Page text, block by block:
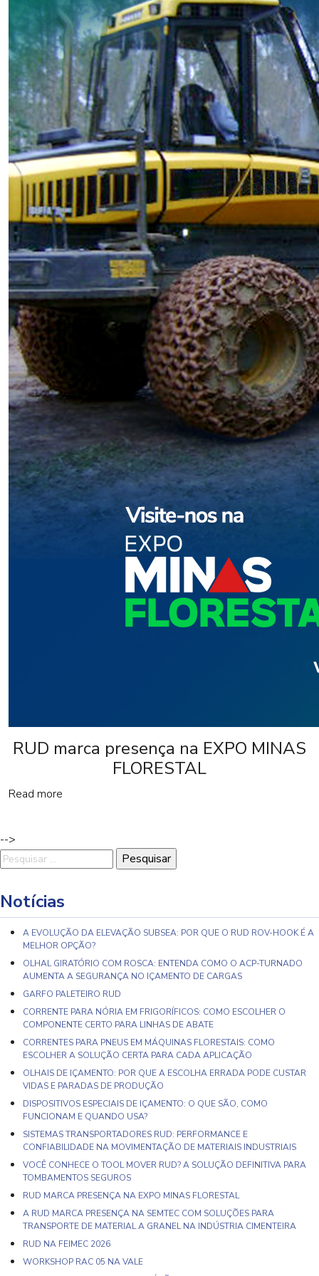
RUD marca presença na EXPO MINAS
FLORESTAL
Read more
-->
Pesquisar
por:
Notícias
A EVOLUÇÃO DA ELEVAÇÃO SUBSEA: POR QUE O RUD ROV-HOOK É A
MELHOR OPÇÃO?
OLHAL GIRATÓRIO COM ROSCA: ENTENDA COMO O ACP-TURNADO
AUMENTA A SEGURANÇA NO IÇAMENTO DE CARGAS
GARFO PALETEIRO RUD
CORRENTE PARA NÓRIA EM FRIGORÍFICOS: COMO ESCOLHER O
COMPONENTE CERTO PARA LINHAS DE ABATE
CORRENTES PARA PNEUS EM MÁQUINAS FLORESTAIS: COMO
ESCOLHER A SOLUÇÃO CERTA PARA CADA APLICAÇÃO
OLHAIS DE IÇAMENTO: POR QUE A ESCOLHA ERRADA PODE CUSTAR
VIDAS E PARADAS DE PRODUÇÃO
DISPOSITIVOS ESPECIAIS DE IÇAMENTO: O QUE SÃO, COMO
FUNCIONAM E QUANDO USA?
SISTEMAS TRANSPORTADORES RUD: PERFORMANCE E
CONFIABILIDADE NA MOVIMENTAÇÃO DE MATERIAIS INDUSTRIAIS
VOCÊ CONHECE O TOOL MOVER RUD? A SOLUÇÃO DEFINITIVA PARA
TOMBAMENTOS SEGUROS
RUD MARCA PRESENÇA NA EXPO MINAS FLORESTAL
A RUD MARCA PRESENÇA NA SEMTEC COM SOLUÇÕES PARA
TRANSPORTE DE MATERIAL A GRANEL NA INDÚSTRIA CIMENTEIRA
RUD NA FEIMEC 2026
WORKSHOP RAC 05 NA VALE